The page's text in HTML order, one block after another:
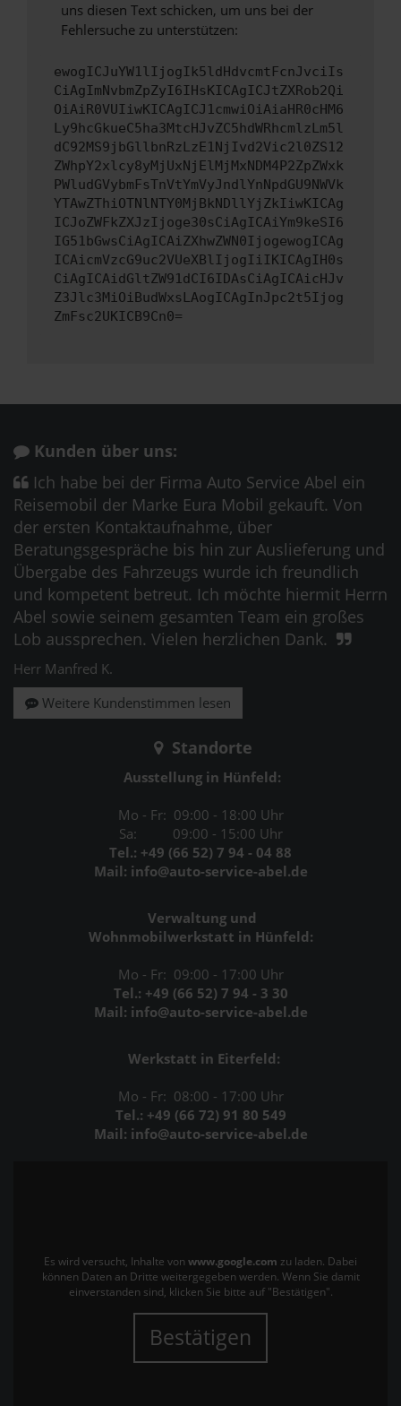
uns diesen Text schicken, um uns bei der
Fehlersuche zu unterstützen:
ewogICJuYW1lIjogIk5ldHdvcmtFcnJvciIs
CiAgImNvbmZpZyI6IHsKICAgICJtZXRob2Qi
OiAiR0VUIiwKICAgICJ1cmwiOiAiaHR0cHM6
Ly9hcGkueC5ha3MtcHJvZC5hdWRhcmlzLm5l
dC92MS9jbGllbnRzLzE1NjIvd2Vic2l0ZS12
ZWhpY2xlcy8yMjUxNjElMjMxNDM4P2ZpZWxk
PWludGVybmFsTnVtYmVyJndlYnNpdGU9NWVk
YTAwZThiOTNlNTY0MjBkNDllYjZkIiwKICAg
ICJoZWFkZXJzIjoge30sCiAgICAiYm9keSI6
IG51bGwsCiAgICAiZXhwZWN0IjogewogICAg
ICAicmVzcG9uc2VUeXBlIjogIiIKICAgIH0s
CiAgICAidGltZW91dCI6IDAsCiAgICAicHJv
Z3Jlc3MiOiBudWxsLAogICAgInJpc2t5Ijog
ZmFsc2UKICB9Cn0=
Kunden über uns:
Ich habe bei der Firma Auto Service Abel ein
Reisemobil der Marke Eura Mobil gekauft. Von
der ersten Kontaktaufnahme, über
Beratungsgespräche bis hin zur Auslieferung und
Übergabe des Fahrzeugs wurde ich freundlich
und kompetent betreut. Ich möchte hiermit Herrn
Abel sowie seinem gesamten Team ein großes
Lob aussprechen. Vielen herzlichen Dank.
Herr Manfred K.
Weitere Kundenstimmen lesen
Standorte
Ausstellung in Hünfeld:
Mo - Fr: 09:00 - 18:00 Uhr
Sa: 09:00 - 15:00 Uhr
Tel.: +49 (66 52) 7 94 - 04 88
Mail: info@auto-service-abel.de
Verwaltung und
Wohnmobilwerkstatt in Hünfeld:
Mo - Fr: 09:00 - 17:00 Uhr
Tel.: +49 (66 52) 7 94 - 3 30
Mail: info@auto-service-abel.de
Werkstatt in Eiterfeld:
Mo - Fr: 08:00 - 17:00 Uhr
Tel.: +49 (66 72) 91 80 549
Mail: info@auto-service-abel.de
Es wird versucht, Inhalte von www.google.com zu laden. Dabei
können Daten an Dritte weitergegeben werden. Wenn Sie damit
einverstanden sind, klicken Sie bitte auf "Bestätigen".
Bestätigen